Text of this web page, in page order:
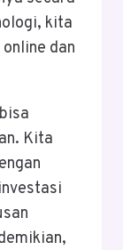
kita
dan
Kita